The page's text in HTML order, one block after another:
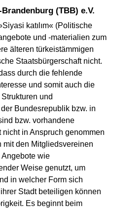
(TBB) e.V.
katılım« (Politische
und -materialien zum
älteren türkeistämmigen
Staatsbürgerschaft nicht.
durch die fehlende
und somit auch die
und
Bundesrepublik bzw. in
bzw. vorhandene
in Anspruch genommen
mit den Mitgliedsvereinen
wie
Weise genutzt, um
in welcher Form sich
Stadt beteiligen können
Es beginnt beim